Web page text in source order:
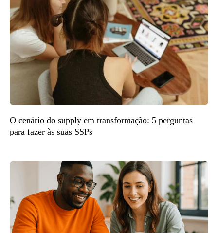
O cenário do supply em transformação: 5 perguntas
para fazer às suas SSPs